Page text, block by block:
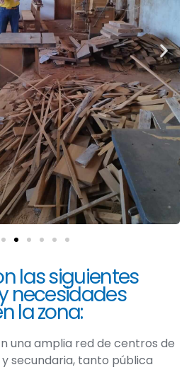
las siguientes
necesidades
la zona:
una amplia red de centros de
secundaria, tanto pública